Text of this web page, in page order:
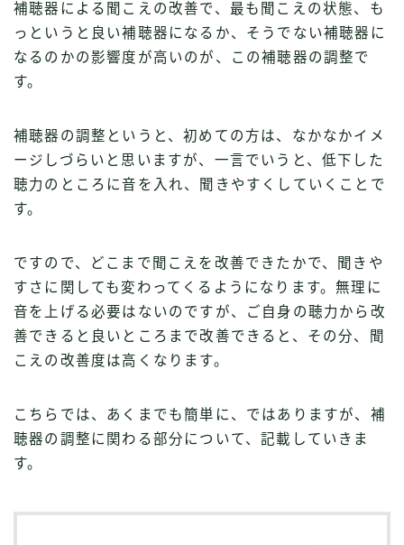
補聴器による聞こえの改善で、最も聞こえの状態、も
っというと良い補聴器になるか、そうでない補聴器に
なるのかの影響度が高いのが、この補聴器の調整で
す。
補聴器の調整というと、初めての方は、なかなかイメ
ージしづらいと思いますが、一言でいうと、低下した
聴力のところに音を入れ、聞きやすくしていくことで
す。
ですので、どこまで聞こえを改善できたかで、聞きや
すさに関しても変わってくるようになります。無理に
音を上げる必要はないのですが、ご自身の聴力から改
善できると良いところまで改善できると、その分、聞
こえの改善度は高くなります。
こちらでは、あくまでも簡単に、ではありますが、補
聴器の調整に関わる部分について、記載していきま
す。